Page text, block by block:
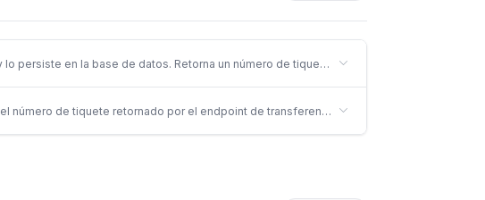
lo persiste en la base de datos. Retorna un número de tiquete para consultar el estado
número de tiquete retornado por el endpoint de transferencia.